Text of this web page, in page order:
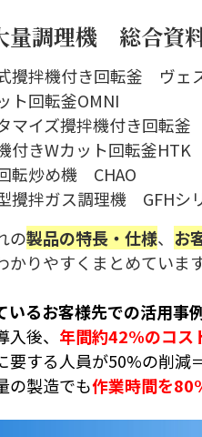
量調理機 総合資
攪拌機付き回転釜 ヴェ
ト回転釜OMNI
マイズ攪拌機付き回転
付きWカット回転釜HTK
転炒め機 CHAO
攪拌ガス調理機 GFHシ
の製品の特長・仕様、 お
かりやすくまとめています
いるお客様先での活用事
入後、 年間約42%のコス
要する人員が50%の削減
の製造でも作業時間を